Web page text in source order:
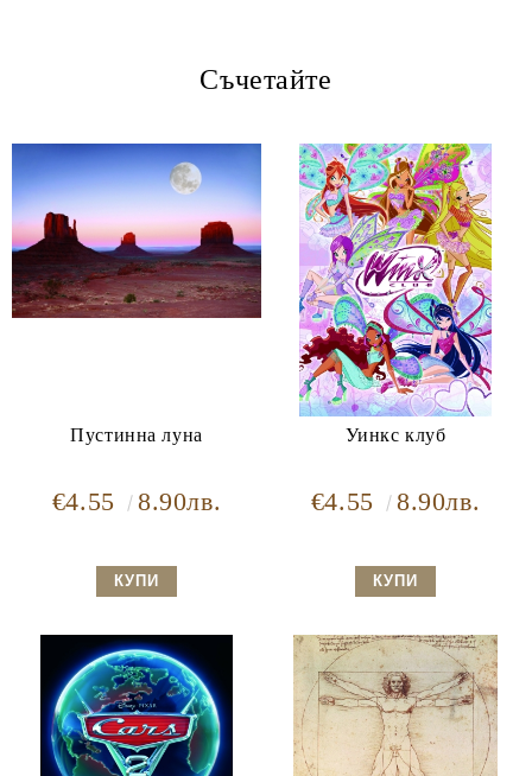
Ние ще се свържем с вас в рамките на работния ден.
Съчетайте
Пустинна луна
€4.55 8.90лв.
Уинкс клуб
€4.55 8.90лв.